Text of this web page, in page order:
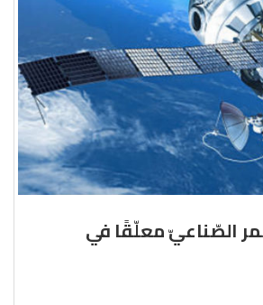
الصّناعيّ معلّقًا في